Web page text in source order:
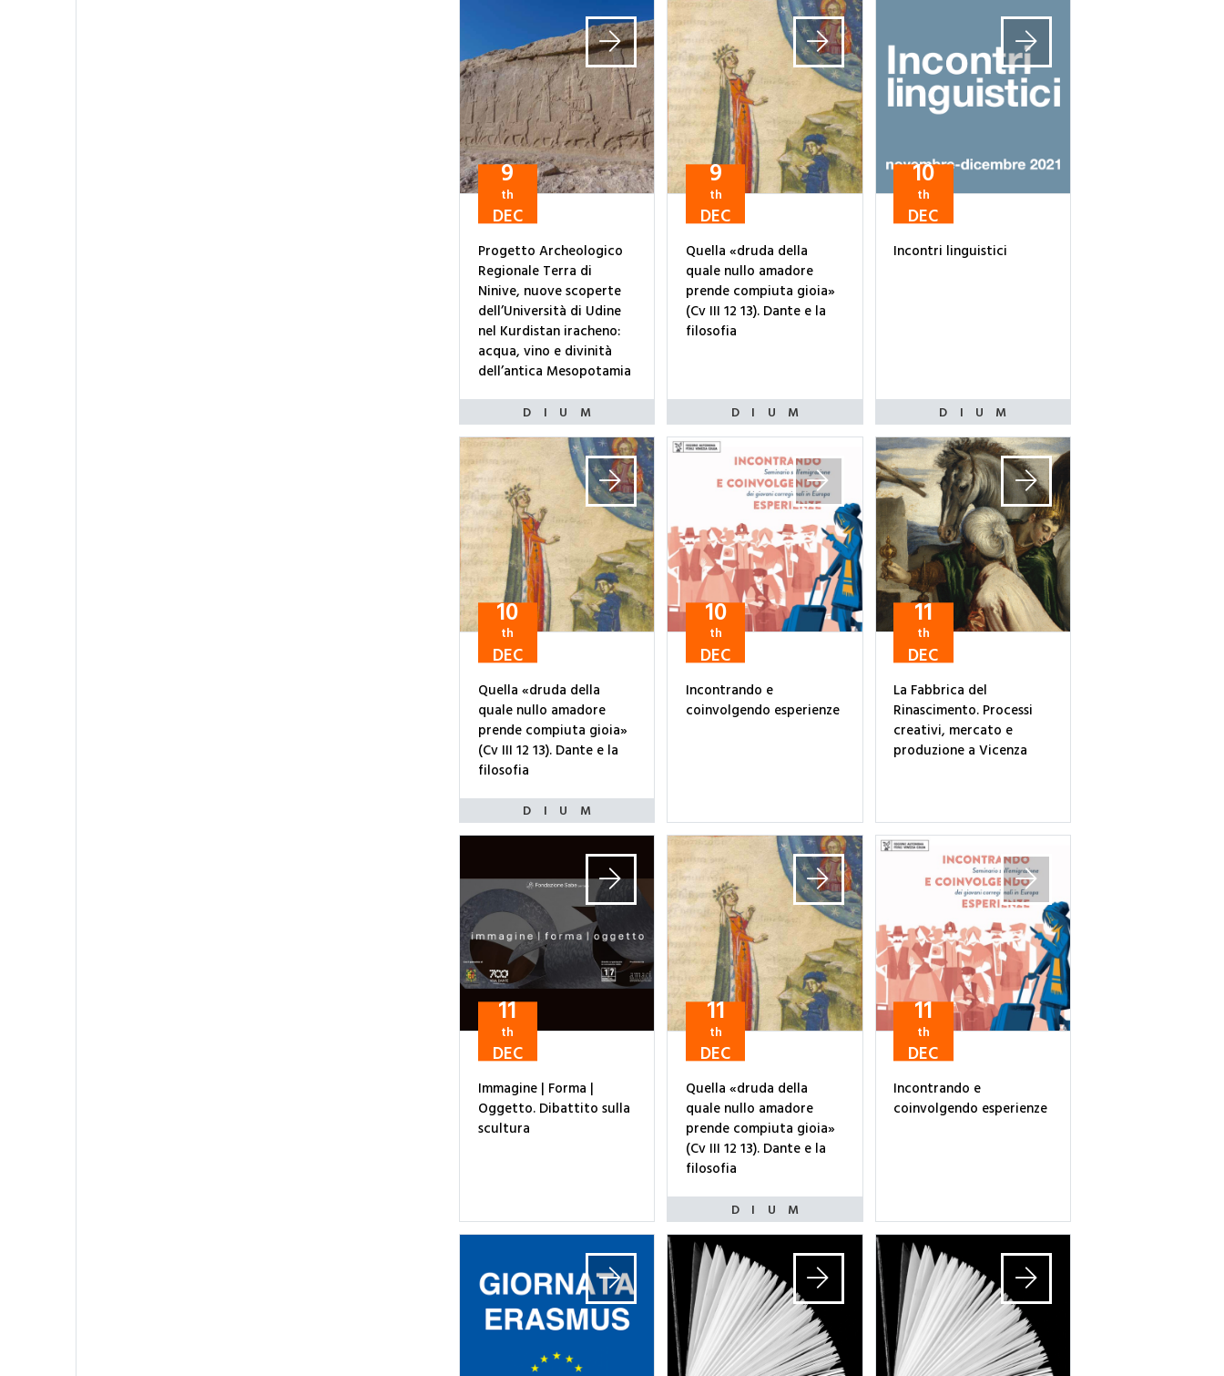
9
th
DEC
Progetto Archeologico
Regionale Terra di
Ninive, nuove scoperte
dell’Università di Udine
nel Kurdistan iracheno:
acqua, vino e divinità
dell’antica Mesopotamia
9
th
DEC
Quella «druda della
quale nullo amadore
prende compiuta gioia»
(Cv III 12 13). Dante e la
filosofia
10
th
DEC
Incontri linguistici
10
th
DEC
Quella «druda della
quale nullo amadore
prende compiuta gioia»
(Cv III 12 13). Dante e la
filosofia
10
th
DEC
Incontrando e
coinvolgendo esperienze
11
th
DEC
La Fabbrica del
Rinascimento. Processi
creativi, mercato e
produzione a Vicenza
11
th
DEC
Immagine | Forma |
Oggetto. Dibattito sulla
scultura
11
th
DEC
Quella «druda della
quale nullo amadore
prende compiuta gioia»
(Cv III 12 13). Dante e la
filosofia
11
th
DEC
Incontrando e
coinvolgendo esperienze